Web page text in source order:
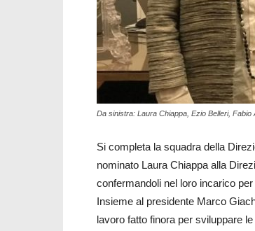
Da sinistra: Laura Chiappa, Ezio Belleri, Fabio
Si completa la squadra della
nominato Laura Chiappa alla
confermandoli nel loro incarico
Insieme al presidente Marco
lavoro fatto finora per sviluppare